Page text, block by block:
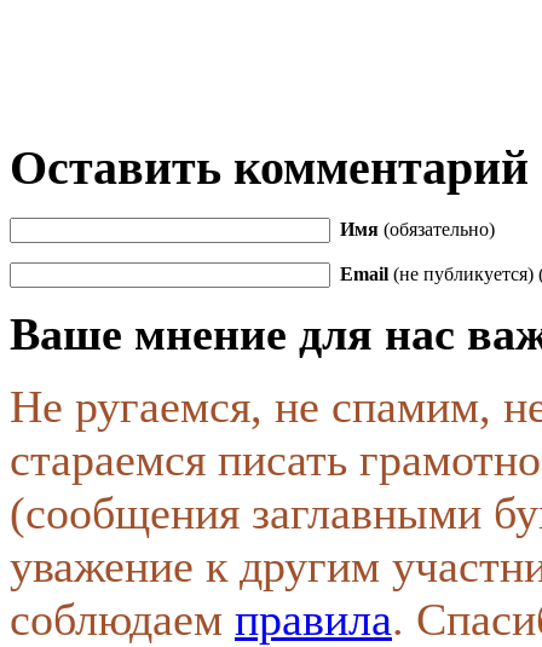
Оставить комментарий
Имя (обязательно)
Email (не публикуется)
Ваше мнение для нас
Не ругаемся, не спамим,
стараемся писать
(сообщения заглавными
уважение к другим
соблюдаем правила.